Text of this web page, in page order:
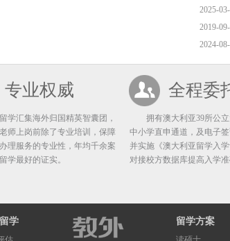
2025-
2019-
2024-
专业权威
汇集海外归国精英智囊团，
师上岗前除了专业培训，保障
理服务的专业性，年均千余案
学最好的证实。
全程委
拥有澳大利亚39所公立
中小学直申通道，及电子
并实施《澳大利亚留学入学
对接校方数据库提高入学准
学 留学方案